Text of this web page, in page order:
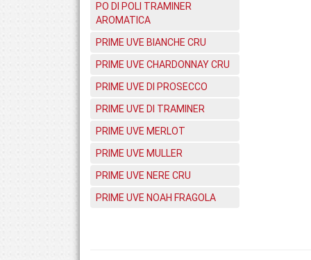
PO DI POLI TRAMINER
AROMATICA
PRIME UVE BIANCHE CRU
PRIME UVE CHARDONNAY CRU
PRIME UVE DI PROSECCO
PRIME UVE DI TRAMINER
PRIME UVE MERLOT
PRIME UVE MULLER
PRIME UVE NERE CRU
PRIME UVE NOAH FRAGOLA